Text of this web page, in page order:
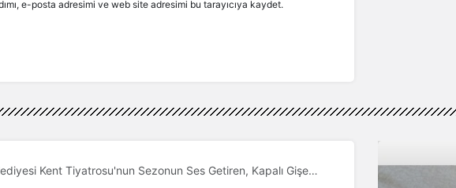
e-posta adresimi ve web site adresimi bu tarayıcıya kaydet.
Kent Tiyatrosu'nun Sezonun Ses Getiren, Kapalı Gişe